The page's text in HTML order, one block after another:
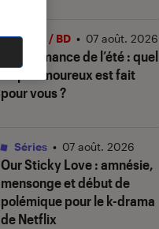
Quiz romance de l’été : quel
trope amoureux est fait
pour vous ?
Livres / BD • 07 août. 2026
Our Sticky Love: amnésie,
mensonge et début de
polémique pour le k-drama
de Netflix
Séries • 07 août. 2026